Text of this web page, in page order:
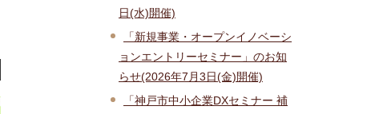
日(水)開催)
「新規事業・オープンイノベーシ
ョンエントリーセミナー」のお知
らせ(2026年7月3日(金)開催)
「神戸市中小企業DXセミナー 補